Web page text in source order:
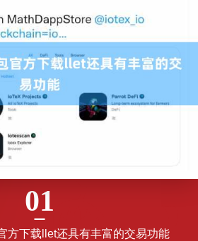
01
方下载llet还具有丰富的交易功能